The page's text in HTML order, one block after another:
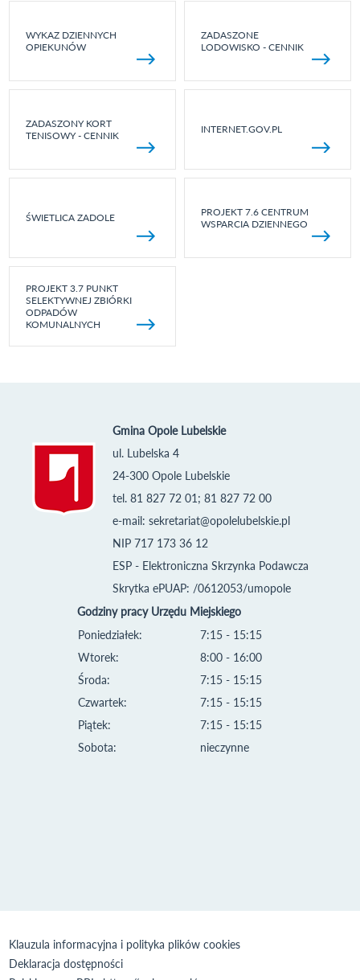
WYKAZ DZIENNYCH
OPIEKUNÓW
ZADASZONE
LODOWISKO - CENNIK
ZADASZONY KORT
TENISOWY - CENNIK
INTERNET.GOV.PL
ŚWIETLICA ZADOLE
PROJEKT 7.6 CENTRUM
WSPARCIA DZIENNEGO
PROJEKT 3.7 PUNKT
SELEKTYWNEJ ZBIÓRKI
ODPADÓW
KOMUNALNYCH
Gmina Opole Lubelskie
ul. Lubelska 4
24-300 Opole Lubelskie
tel. 81 827 72 01; 81 827 72 00
e-mail: sekretariat@opolelubelskie.pl
NIP 717 173 36 12
ESP - Elektroniczna Skrzynka Podawcza
Skrytka ePUAP: /0612053/umopole
Godziny pracy Urzędu Miejskiego
Poniedziałek:
Wtorek:
Środa:
Czwartek:
Piątek:
Sobota:
7:15 - 15:15
8:00 - 16:00
7:15 - 15:15
7:15 - 15:15
7:15 - 15:15
nieczynne
Klauzula informacyjna i polityka plików cookies
Deklaracja dostępności